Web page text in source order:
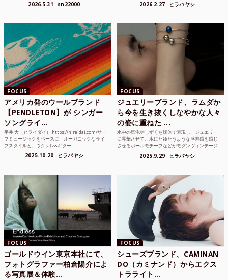
2026.5.31 sn22000 2026.2.27 ヒラバヤシ
FOCUS
アメリカ発のウールブランド
【PENDLETON】が シンガー
ソングライ...
平井 大（ヒライダイ） https://hiraidai.com/サー
フミュージックをベースに、オーガニックなライ
フスタイルと、ウクレレ&ギター...
2025.10.20 ヒラバヤシ
FOCUS
ジュエリーブランド、ラムダか
ら今を生き抜くしなやかな人々
の姿に重ねた ...
水中の気泡やしずくを球体で表現し、ジュエリー
に昇華させて、水にたゆたうような浮遊感を感じ
させるボールモチーフなどがモダンヴィンテージ
2025.9.29 ヒラバヤシ
FOCUS
ゴールドウイン東京本社にて、
フォトグラファー柏倉陽介によ
る写真展＆体験...
FOCUS
シューズブランド、CAMINAN
DO（カミナンド）からエクス
トラライト...